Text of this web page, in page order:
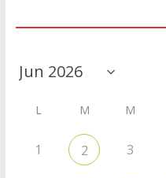
L M M
1 2 3